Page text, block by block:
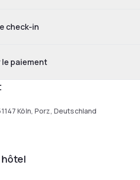
check-in
paiement
Köln, Porz, Deutschland